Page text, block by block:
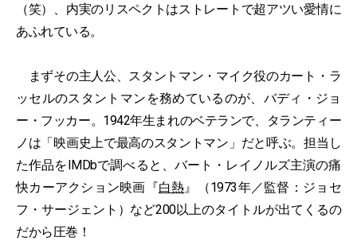
（笑）、内実のリスペクトはストレートで超アツい愛情に
あふれている。
まずその主人公、スタントマン・マイク役のカート・ラ
ッセルのスタントマンを務めているのが、バディ・ジョ
ー・フッカー。1942年生まれのベテランで、タランティー
ノは「映画史上で最高のスタントマン」だと呼ぶ。担当し
た作品をIMDbで調べると、バート・レイノルズ主演の痛
快カーアクション映画『白熱』（1973年／監督：ジョセ
フ・サージェント）など200以上のタイトルが出てくるの
だから圧巻！